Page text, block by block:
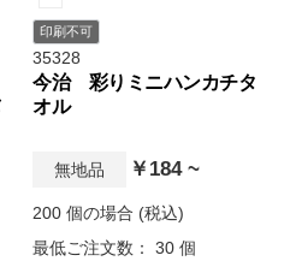
印刷不可
35328
今治 彩りミニハンカチタ
オル
無地品 ￥184 ~
200 個の場合 (税込)
最低ご注文数： 30 個